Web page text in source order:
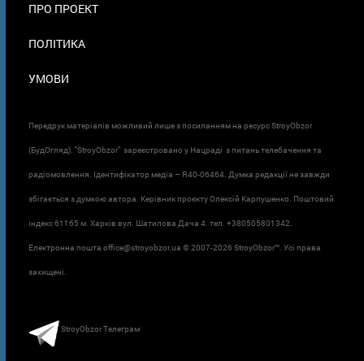
ПРО ПРОЕКТ
ПОЛІТИКА
УМОВИ
Передрук матеріалів можливий лише з посиланням на ресурс StroyObzor
(БудОгляд). "StroyObzor" зареєстровано у Нацраді з питань телебачення та
радіомовлення. Ідентифікатор медіа – R40-06464. Думка редакції не завжди
збігається з думкою автора. Керівник проєкту Олексій Карпушенко. Поштовий
індекс 61165 м. Харків вул. Шатилова Дача 4. тел. +380505801342.
Електронна пошта office@stroyobzor.ua © 2007-2026 StroyObzor™. Усі права
захищені.
StroyObzor Телеграм